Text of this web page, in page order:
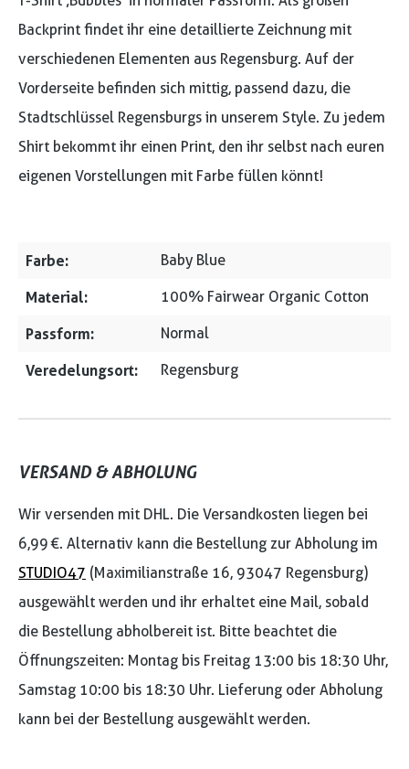
Backprint findet ihr eine detaillierte Zeichnung mit
verschiedenen Elementen aus Regensburg. Auf der
Vorderseite befinden sich mittig, passend dazu, die
Stadtschlüssel Regensburgs in unserem Style. Zu jedem
Shirt bekommt ihr einen Print, den ihr selbst nach euren
eigenen Vorstellungen mit Farbe füllen könnt!
Farbe: Baby Blue
Material: 100% Fairwear Organic Cotton
Passform: Normal
Veredelungsort: Regensburg
VERSAND & ABHOLUNG
Wir versenden mit DHL. Die Versandkosten liegen bei
6,99 €. Alternativ kann die Bestellung zur Abholung im
STUDIO47 (Maximilianstraße 16, 93047 Regensburg)
ausgewählt werden und ihr erhaltet eine Mail, sobald
die Bestellung abholbereit ist. Bitte beachtet die
Öffnungszeiten: Montag bis Freitag 13:00 bis 18:30 Uhr,
Samstag 10:00 bis 18:30 Uhr. Lieferung oder Abholung
kann bei der Bestellung ausgewählt werden.